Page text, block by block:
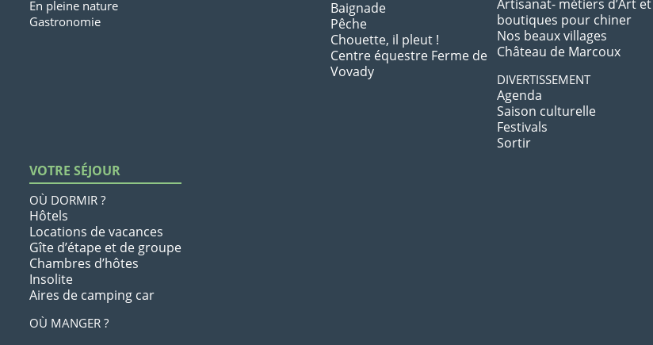
En pleine nature
Gastronomie
Baignade
Pêche
Chouette, il pleut !
Centre équestre Ferme de
Vovady
Artisanat- métiers d’Art et
boutiques pour chiner
Nos beaux villages
Château de Marcoux
DIVERTISSEMENT
Agenda
Saison culturelle
Festivals
Sortir
VOTRE SÉJOUR
OÙ DORMIR ?
Hôtels
Locations de vacances
Gîte d’étape et de groupe
Chambres d’hôtes
Insolite
Aires de camping car
OÙ MANGER ?